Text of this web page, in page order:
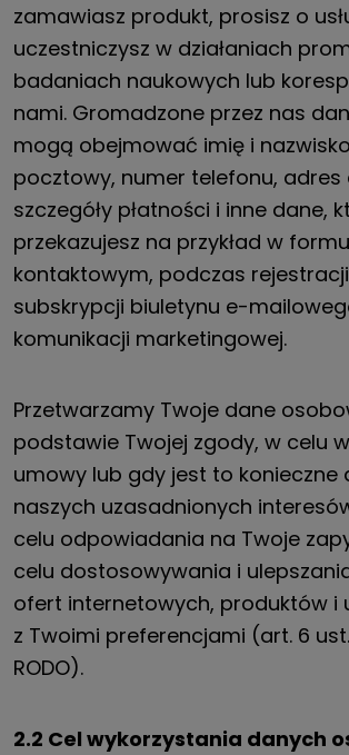
zamawiasz produkt, prosisz o
uczestniczysz w działaniach
badaniach naukowych lub
nami. Gromadzone przez nas
mogą obejmować imię i
pocztowy, numer telefonu, adres
szczegóły płatności i inne dane,
przekazujesz na przykład w
kontaktowym, podczas
subskrypcji biuletynu e-
komunikacji marketingowej.
Przetwarzamy Twoje dane
podstawie Twojej zgody, w celu
umowy lub gdy jest to konieczne
naszych uzasadnionych
celu odpowiadania na Twoje
celu dostosowywania i
ofert internetowych, produktów i
z Twoimi preferencjami (art. 6
RODO).
2.2 Cel wykorzystania danych